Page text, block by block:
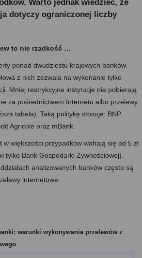
Warto jednak wiedzieć, że
dotyczy ograniczonej liczby
to nie rzadkość …
ponad dwudziestu krajowych banków
z nich zezwala na wykonanie tylko
Mniej restrykcyjne instytucje nie pobierają
za pośrednictwem Internetu albo przelewy
tabela). Taką politykę stosuje: BNP
Agricole oraz mBank.
w większości przypadków wahają się od 5 zł
tylko Bank Gospodarki Żywnościowej).
analizowanych banków często są
internetowe.
warunki wykonywania przelewów z